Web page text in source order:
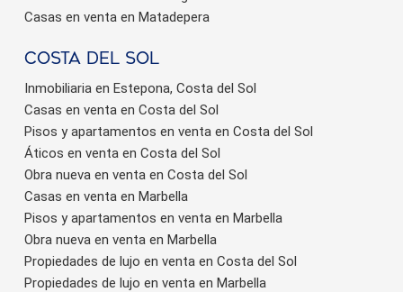
Casas en venta en Matadepera
Costa del sol
Inmobiliaria en Estepona, Costa del Sol
Casas en venta en Costa del Sol
Pisos y apartamentos en venta en Costa del Sol
Áticos en venta en Costa del Sol
Obra nueva en venta en Costa del Sol
Casas en venta en Marbella
Pisos y apartamentos en venta en Marbella
Obra nueva en venta en Marbella
Propiedades de lujo en venta en Costa del Sol
Propiedades de lujo en venta en Marbella